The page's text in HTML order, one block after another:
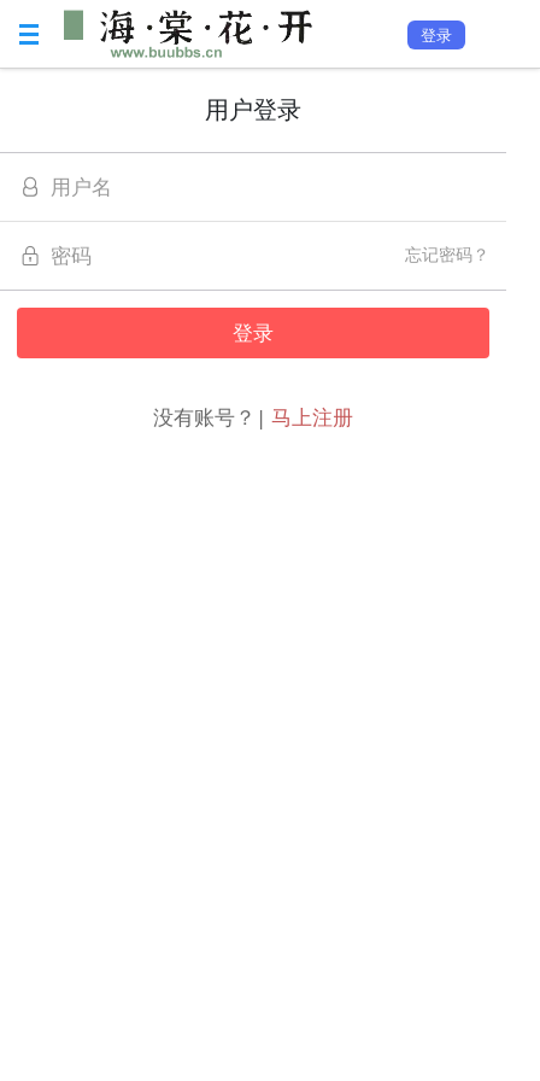
登录
用户登录
忘记密码？
没有账号？| 马上注册